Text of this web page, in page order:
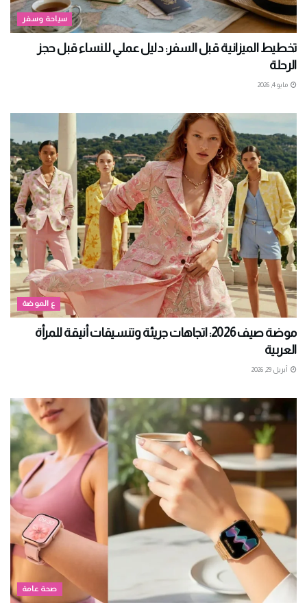
سياحة وسفر
تخطيط الميزانية قبل السفر: دليل عملي للنساء قبل حجز
الرحلة
مايو 4, 2026
ع الموضة
موضة صيف 2026: اتجاهات جريئة وتنسيقات أنيقة للمرأة
العربية
أبريل 29, 2026
صحة عامة